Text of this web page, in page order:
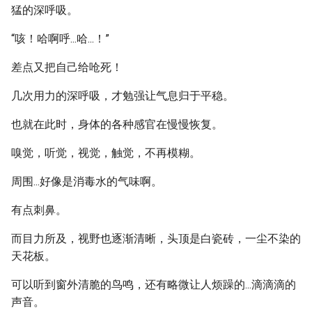
猛的深呼吸。
“咳！哈啊呼...哈...！”
差点又把自己给呛死！
几次用力的深呼吸，才勉强让气息归于平稳。
也就在此时，身体的各种感官在慢慢恢复。
嗅觉，听觉，视觉，触觉，不再模糊。
周围...好像是消毒水的气味啊。
有点刺鼻。
而目力所及，视野也逐渐清晰，头顶是白瓷砖，一尘不染的
天花板。
可以听到窗外清脆的鸟鸣，还有略微让人烦躁的...滴滴滴的
声音。